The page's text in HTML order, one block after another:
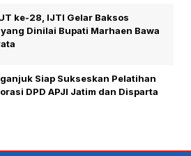
ke-28, IJTI Gelar Baksos
Dinilai Bupati Marhaen Bawa
Siap Sukseskan Pelatihan
DPD APJI Jatim dan Disparta